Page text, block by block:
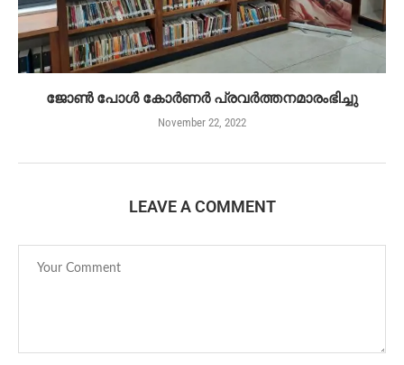
ജോൺ പോൾ കോർണർ പ്രവർത്തനമാരംഭിച്ചു
November 22, 2022
LEAVE A COMMENT